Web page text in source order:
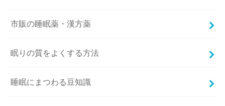
市販の睡眠薬・漢方薬
眠りの質をよくする方法
睡眠にまつわる豆知識